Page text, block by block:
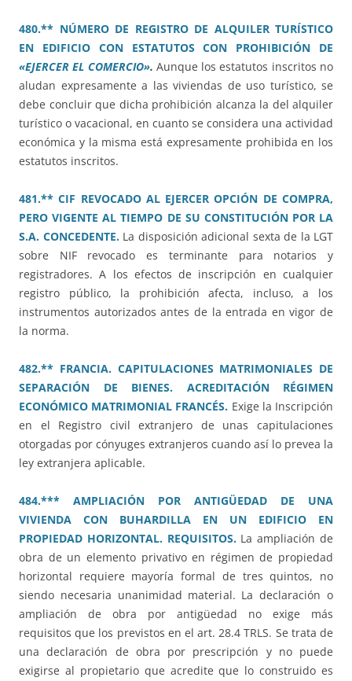
480.** NÚMERO DE REGISTRO DE ALQUILER TURÍSTICO
EN EDIFICIO CON ESTATUTOS CON PROHIBICIÓN DE
«EJERCER EL COMERCIO». Aunque los estatutos inscritos no
aludan expresamente a las viviendas de uso turístico, se
debe concluir que dicha prohibición alcanza la del alquiler
turístico o vacacional, en cuanto se considera una actividad
económica y la misma está expresamente prohibida en los
estatutos inscritos.
481.** CIF REVOCADO AL EJERCER OPCIÓN DE COMPRA,
PERO VIGENTE AL TIEMPO DE SU CONSTITUCIÓN POR LA
S.A. CONCEDENTE. La disposición adicional sexta de la LGT
sobre NIF revocado es terminante para notarios y
registradores. A los efectos de inscripción en cualquier
registro público, la prohibición afecta, incluso, a los
instrumentos autorizados antes de la entrada en vigor de
la norma.
482.** FRANCIA. CAPITULACIONES MATRIMONIALES DE
SEPARACIÓN DE BIENES. ACREDITACIÓN RÉGIMEN
ECONÓMICO MATRIMONIAL FRANCÉS. Exige la Inscripción
en el Registro civil extranjero de unas capitulaciones
otorgadas por cónyuges extranjeros cuando así lo prevea la
ley extranjera aplicable.
484.*** AMPLIACIÓN POR ANTIGÜEDAD DE UNA
VIVIENDA CON BUHARDILLA EN UN EDIFICIO EN
PROPIEDAD HORIZONTAL. REQUISITOS. La ampliación de
obra de un elemento privativo en régimen de propiedad
horizontal requiere mayoría formal de tres quintos, no
siendo necesaria unanimidad material. La declaración o
ampliación de obra por antigüedad no exige más
requisitos que los previstos en el art. 28.4 TRLS. Se trata de
una declaración de obra por prescripción y no puede
exigirse al propietario que acredite que lo construido es